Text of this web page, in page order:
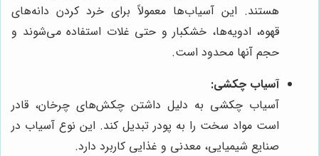
هستند. این آسیاب‌ها معمولاً برای خرد کردن دانه‌های
قهوه، ادویه‌ها، خشکبار و حتی غلات استفاده می‌شوند و
حجم آنها محدود است.
آسیاب چکشی:
آسیاب چکشی به دلیل داشتن چکش‌های چرخان، قادر
است مواد سخت را به پودر تبدیل کند. این نوع آسیاب در
صنایع شیمیایی، معدنی و غذایی کاربرد دارد.